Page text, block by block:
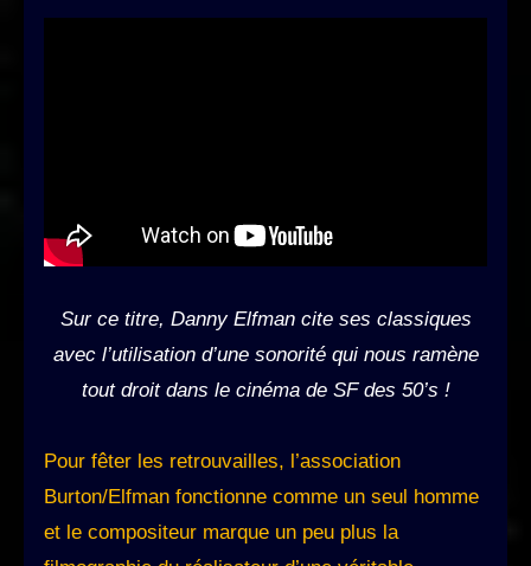
Sur ce titre, Danny Elfman cite ses classiques
avec l’utilisation d’une sonorité qui nous ramène
tout droit dans le cinéma de SF des 50’s !
Pour fêter les retrouvailles, l’association
Burton/Elfman fonctionne comme un seul homme
et le compositeur marque un peu plus la